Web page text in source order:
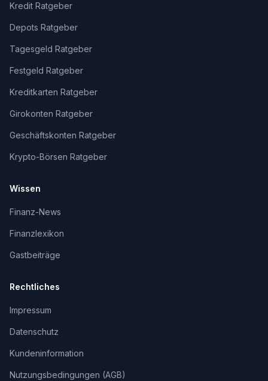
Kredit Ratgeber
Depots Ratgeber
Tagesgeld Ratgeber
Festgeld Ratgeber
Kreditkarten Ratgeber
Girokonten Ratgeber
Geschäftskonten Ratgeber
Krypto-Börsen Ratgeber
Wissen
Finanz-News
Finanzlexikon
Gastbeiträge
Rechtliches
Impressum
Datenschutz
Kundeninformation
Nutzungsbedingungen (AGB)